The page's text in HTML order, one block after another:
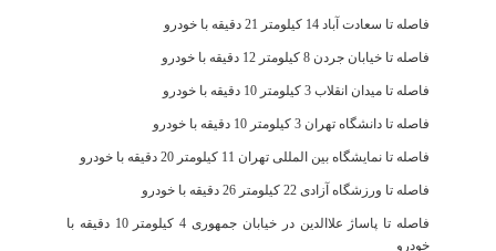
فاصله تا سعادت آباد 14 کیلومتر 21 دقیقه با خودرو
فاصله تا خیابان جردن 8 کیلومتر 12 دقیقه با خودرو
فاصله تا میدان انقلاب 3 کیلومتر 10 دقیقه با خودرو
فاصله تا دانشگاه تهران 3 کیلومتر 10 دقیقه با خودرو
فاصله تا نمایشگاه بین المللی تهران 11 کیلومتر 20 دقیقه با خودرو
فاصله تا ورزشگاه آزادی 22 کیلومتر 26 دقیقه با خودرو
فاصله تا پاساژ علاالدین در خیابان جمهوری 4 کیلومتر 10 دقیقه با
خودرو